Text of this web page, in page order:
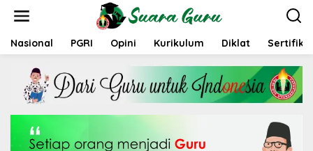
t
Nasional PGRI Opini Kurikulum Diklat